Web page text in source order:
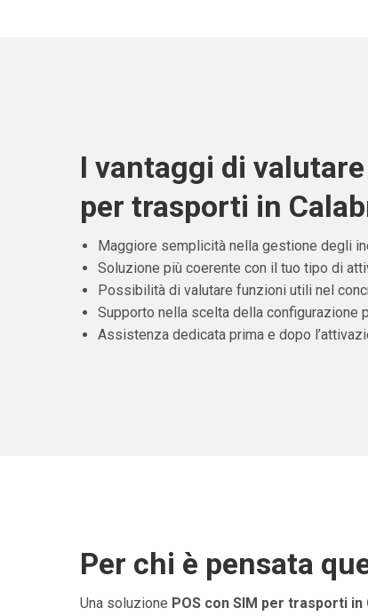
I vantaggi di valutare
per trasporti in
Maggiore semplicità nella gestione degli
Soluzione più coerente con il tuo tipo di
Possibilità di valutare funzioni utili nel
Supporto nella scelta della configurazione
Assistenza dedicata prima e dopo
Per chi è pensata
Una soluzione POS con SIM per trasporti in